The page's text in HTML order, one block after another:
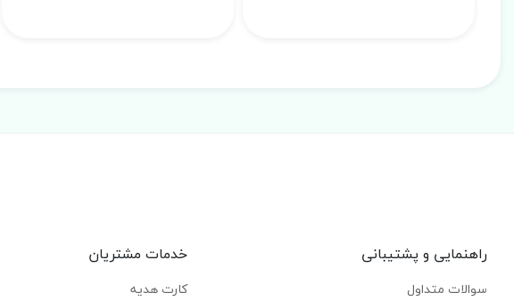
راهنمایی و پشتیبانی
سوالات متداول
خدمات مشتریان
کارت هدیه